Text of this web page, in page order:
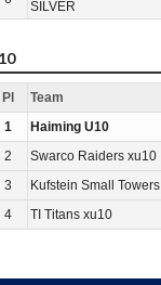
SILVER
Pl Team
1
Haiming U10
2
Swarco Raiders xu10
3
Kufstein Small Towers
4
TI Titans xu10